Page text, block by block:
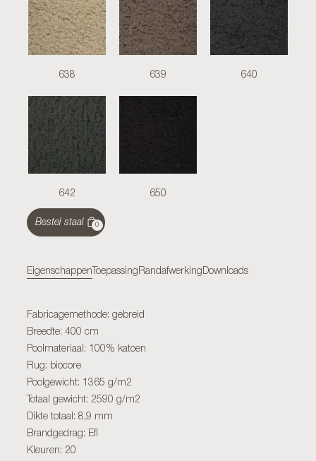
638 639 640
642 650
Bestel staal 0
Eigenschappen Toepassing Randafwerking Downloads
Fabricagemethode: gebreid
Breedte: 400 cm
Poolmateriaal: 100% katoen
Rug: biocore
Poolgewicht: 1365 g/m2
Totaal gewicht: 2590 g/m2
Dikte totaal: 8,9 mm
Brandgedrag: Efl
Kleuren: 20